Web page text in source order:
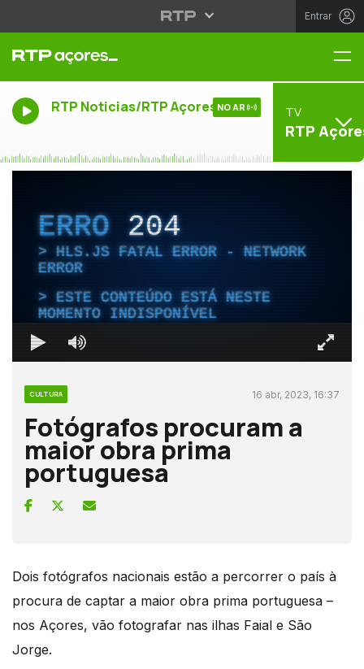
Entrar
RTP Noticias/RTP Açores NO AR TV
RTP
ERRO204
HLS.JS FATAL ERROR - NETWORK
ERROR
ESTE CONTEÚDO ESTÁ NESTE
MOMENTO INDISPONÍVEL
CULTURA 16 abr, 2023, 16:37
Fotógrafos procuram a
maior obra prima
portuguesa
Dois fotógrafos nacionais estão a percorrer o país à
procura de captar a maior obra prima portuguesa –
nos Açores, vão fotografar nas ilhas Faial e São
Jorge.